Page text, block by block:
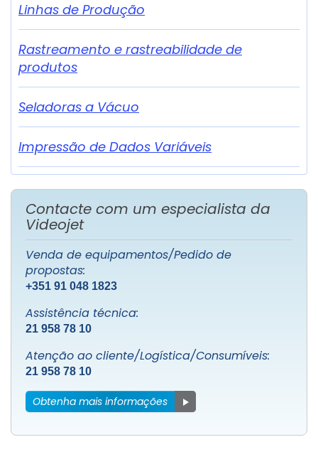
Linhas de Produção
Rastreamento e rastreabilidade de
produtos
Seladoras a Vácuo
Impressão de Dados Variáveis
Contacte com um especialista da
Videojet
Venda de equipamentos/Pedido de
propostas:
+351 91 048 1823
Assistência técnica:
21 958 78 10
Atenção ao cliente/Logística/Consumíveis:
21 958 78 10
Obtenha mais informações